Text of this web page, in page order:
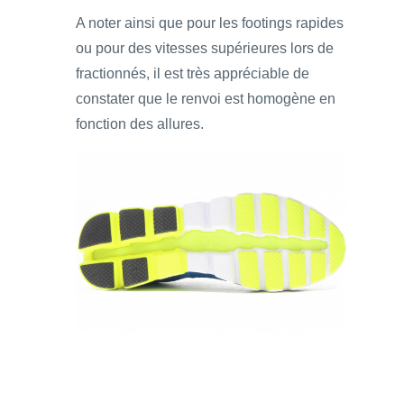
A noter ainsi que pour les footings rapides
ou pour des vitesses supérieures lors de
fractionnés, il est très appréciable de
constater que le renvoi est homogène en
fonction des allures.